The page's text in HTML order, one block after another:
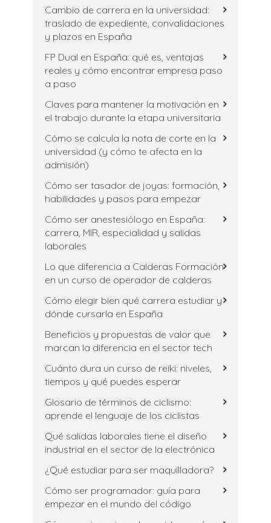
Cambio de carrera en la universidad:
traslado de expediente, convalidaciones
y plazos en España
FP Dual en España: qué es, ventajas
reales y cómo encontrar empresa paso
a paso
Claves para mantener la motivación en
el trabajo durante la etapa universitaria
Cómo se calcula la nota de corte en la
universidad (y cómo te afecta en la
admisión)
Cómo ser tasador de joyas: formación,
habilidades y pasos para empezar
Cómo ser anestesiólogo en España:
carrera, MIR, especialidad y salidas
laborales
Lo que diferencia a Calderas Formación
en un curso de operador de calderas
Cómo elegir bien qué carrera estudiar y
dónde cursarla en España
Beneficios y propuestas de valor que
marcan la diferencia en el sector tech
Cuánto dura un curso de reiki: niveles,
tiempos y qué puedes esperar
Glosario de términos de ciclismo:
aprende el lenguaje de los ciclistas
Qué salidas laborales tiene el diseño
industrial en el sector de la electrónica
¿Qué estudiar para ser maquilladora?
Cómo ser programador: guía para
empezar en el mundo del código